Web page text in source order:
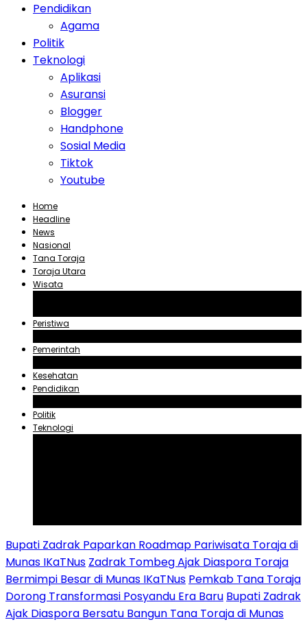
Pendidikan
Agama
Politik
Teknologi
Aplikasi
Asuransi
Blogger
Handphone
Sosial Media
Tiktok
Youtube
Home
Headline
News
Nasional
Tana Toraja
Toraja Utara
Wisata
Peristiwa
Pemerintah
Kesehatan
Pendidikan
Politik
Teknologi
Bupati Zadrak Paparkan Roadmap Pariwisata Toraja di
Munas IKaTNus Zadrak Tombeg Ajak Diaspora Toraja
Bermimpi Besar di Munas IKaTNus Pemkab Tana Toraja
Dorong Transformasi Posyandu Era Baru Bupati Zadrak
Ajak Diaspora Bersatu Bangun Tana Toraja di Munas